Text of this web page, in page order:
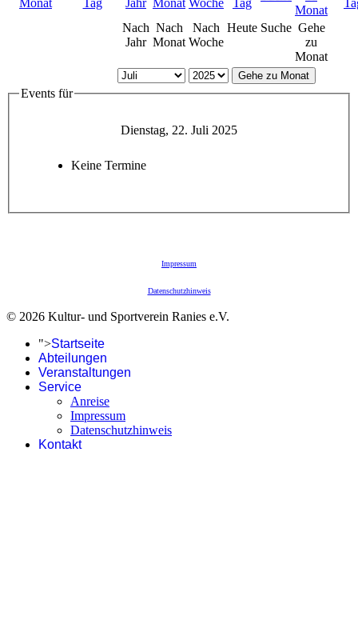
Nach
Jahr
Nach
Monat
Nach
Woche
Heute Suche Gehe
zu
Monat
Gehe zu Monat
Events für
Dienstag, 22. Juli 2025
Keine Termine
Impressum
Datenschutzhinweis
© 2026 Kultur- und Sportverein Ranies e.V.
">Startseite
Abteilungen
Veranstaltungen
Service
Anreise
Impressum
Datenschutzhinweis
Kontakt